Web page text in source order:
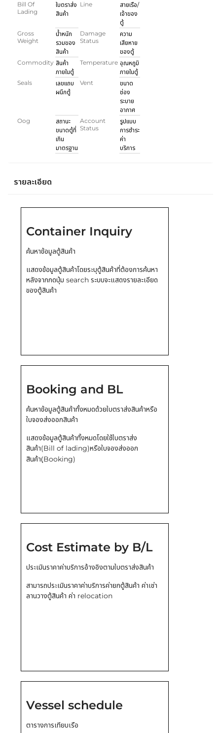
Bill Of
Lading
ใบตราส่ง
สินค้า
Line
สายเรือ/
เจ้าของ
ตู้
Gross
Weight
น้ำหนัก
รวมของ
สินค้า
Damage
Status
ความ
เสียหาย
ของตู้
Commodity สินค้า
ภายในตู้
Temperature อุณหภูมิ
ภายในตู้
Seals
เลขแถบ
ผนึกตู้
Vent
ขนาด
ช่อง
ระบาย
อากาศ
Oog
สถานะ
ขนาดตู้ที่
เกิน
มาตรฐาน
Account
Status
รูปแบบ
การชำระ
ค่า
บริการ
รายละเอียด
Container Inquiry
ค้นหาข้อมูลตู้สินค้า
แสดงข้อมูลตู้สินค้าโดยระบุตู้สินค้าที่ต้องการค้นหา
หลังจากกดปุ่ม search ระบบจะแสดงรายละเอียด
ของตู้สินค้า
Booking and BL
ค้นหาข้อมูลตู้สินค้าทั้งหมดด้วยใบตราส่งสินค้าหรือ
ใบจองส่งออกสินค้า
แสดงข้อมูลตู้สินค้าทั้งหมดโดยใช้ใบตราส่ง
สินค้า(Bill of lading)หรือใบจองส่งออก
สินค้า(ฺBooking)
Cost Estimate by B/L
ประเมินราคาค่าบริการอ้างอิงตามใบตราส่งสินค้า
สามารถประเมินราคาค่าบริการค่ายกตู้สินค้า ค่าเช่า
ลานวางตู้สินค้า ค่า relocation
Vessel schedule
ตารางการเทียบเรือ